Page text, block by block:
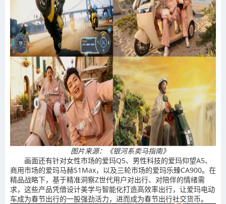
图片来源：《银河系卖马指南》
画面还有针对女性市场的爱玛Q5、男性科技的爱玛仰望A5、
商用市场的爱玛马赫S1Max，以及三轮市场的爱玛乐臻CA900。在
精品战略下，基于精准洞察Z世代用户对出行、对陪伴的情绪需
求，这些产品凭借设计美学与智能化打造高效率出行，让爱玛电动
车成为春节出行的一股强劲活力，进而成为春节出行社交货币。